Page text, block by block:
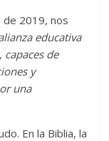
de 2019, nos
educativa
de
y
una
En la Biblia, la